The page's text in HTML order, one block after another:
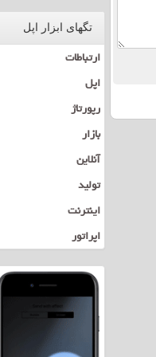
تگهای ابزار اپل
ارتباطات
اپل
رپورتاژ
بازار
آنلاین
تولید
اینترنت
اپراتور